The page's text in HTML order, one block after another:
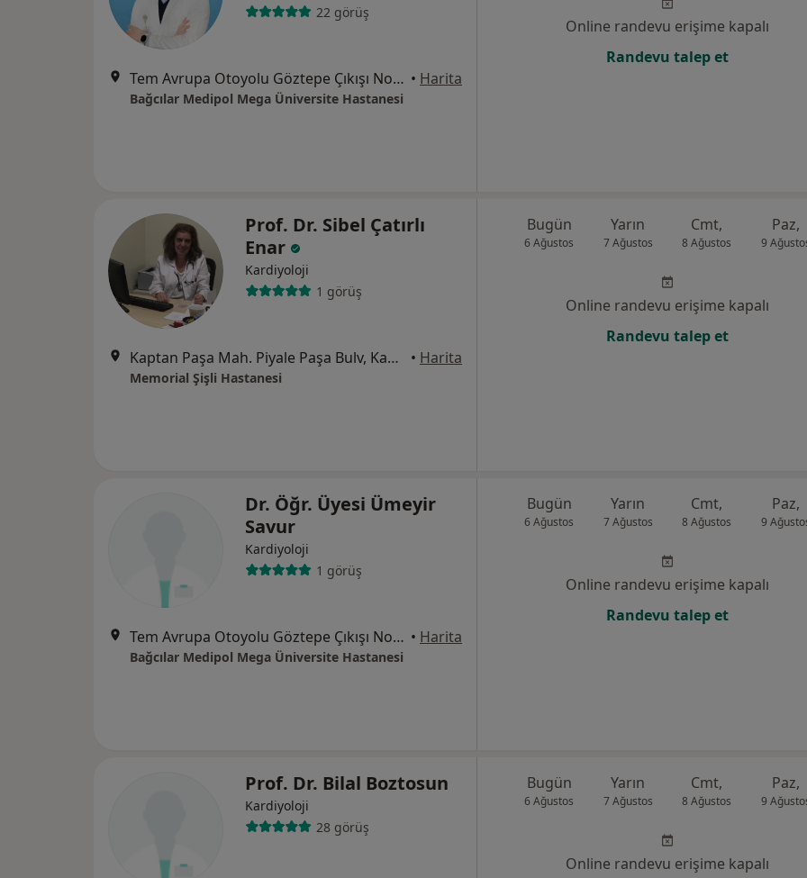
22 görüş
Tem Avrupa Otoyolu Göztepe Çıkışı No: 1Bağcılar, İstanbul • Harita
Bağcılar Medipol Mega Üniversite Hastanesi
Online randevu erişime kapalı
Randevu talep et
Prof. Dr. Sibel Çatırlı
Enar
Kardiyoloji
1 görüş
Kaptan Paşa Mah. Piyale Paşa Bulv, Kaptan Paşa, Okmeydanı Cd. No: 4, 34384, İstanbul • Harita
Memorial Şişli Hastanesi
Bugün
6 Ağustos
Yarın
7 Ağustos
Cmt,
8 Ağustos
Paz,
9
Online randevu erişime kapalı
Randevu talep et
Dr. Öğr. Üyesi Ümeyir
Savur
Kardiyoloji
1 görüş
Tem Avrupa Otoyolu Göztepe Çıkışı No: 1Bağcılar, İstanbul • Harita
Bağcılar Medipol Mega Üniversite Hastanesi
Bugün
6 Ağustos
Yarın
7 Ağustos
Cmt,
8 Ağustos
Paz,
9
Online randevu erişime kapalı
Randevu talep et
Prof. Dr. Bilal Boztosun
Kardiyoloji
28 görüş
Bugün
6 Ağustos
Yarın
7 Ağustos
Cmt,
8 Ağustos
Paz,
9
Online randevu erişime kapalı